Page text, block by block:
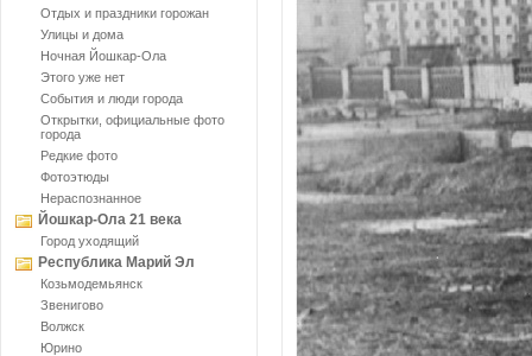
Отдых и праздники горожан
Улицы и дома
Ночная Йошкар-Ола
Этого уже нет
События и люди города
Открытки, официальные фото
города
Редкие фото
Фотоэтюды
Нераспознанное
Йошкар-Ола 21 века
Город уходящий
Республика Марий Эл
Козьмодемьянск
Звенигово
Волжск
Юрино